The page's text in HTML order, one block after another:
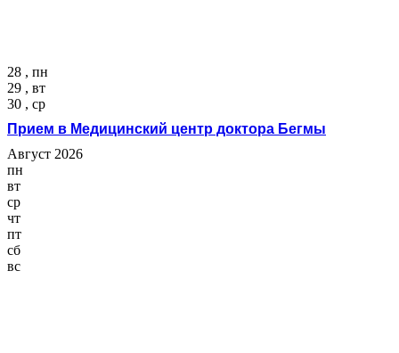
28 , пн
29 , вт
30 , ср
Прием в Медицинский центр доктора Бегмы
Август 2026
пн
вт
ср
чт
пт
сб
вс